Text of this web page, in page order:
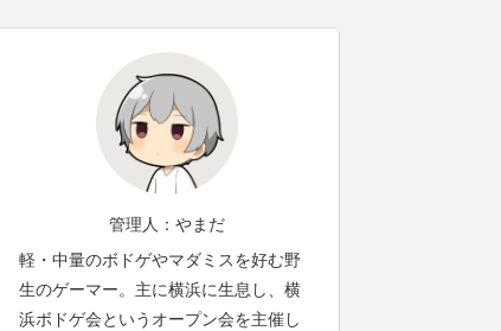
管理人：やまだ
軽・中量のボドゲやマダミスを好む野
生のゲーマー。主に横浜に生息し、横
浜ボドゲ会というオープン会を主催し